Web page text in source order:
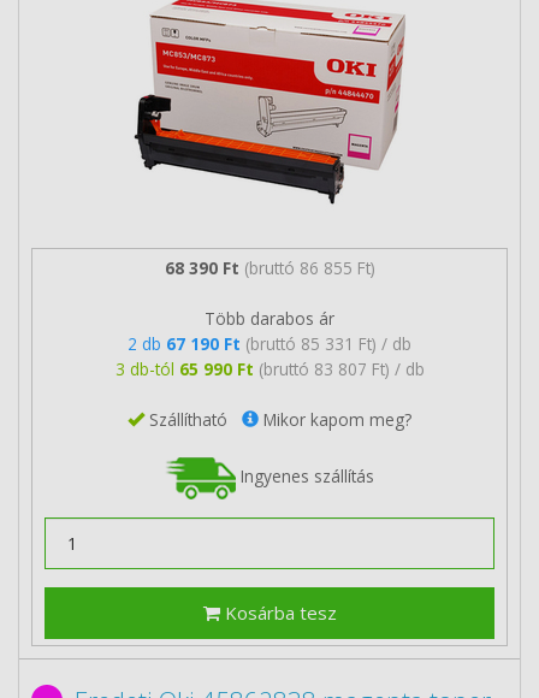
68 390 Ft (bruttó 86 855 Ft)
Több darabos ár
2 db 67 190 Ft (bruttó 85 331 Ft) / db
3 db-tól 65 990 Ft (bruttó 83 807 Ft) / db
Szállítható Mikor kapom meg?
Ingyenes szállítás
Kosárba tesz